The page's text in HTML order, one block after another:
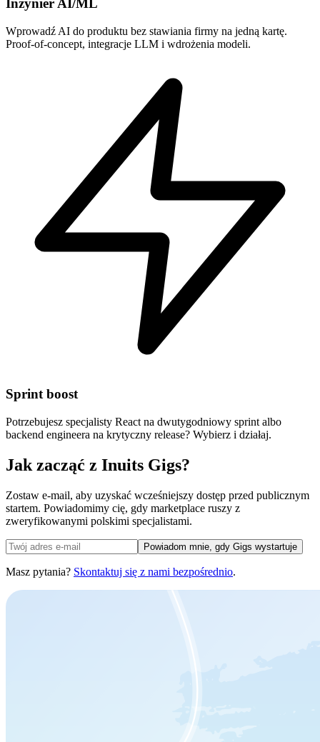
Inżynier AI/ML
Wprowadź AI do produktu bez stawiania firmy na jedną kartę.
Proof-of-concept, integracje LLM i wdrożenia modeli.
Sprint boost
Potrzebujesz specjalisty React na dwutygodniowy sprint albo
backend engineera na krytyczny release? Wybierz i działaj.
Jak zacząć z Inuits Gigs?
Zostaw e-mail, aby uzyskać wcześniejszy dostęp przed publicznym
startem. Powiadomimy cię, gdy marketplace ruszy z
zweryfikowanymi polskimi specjalistami.
Powiadom mnie, gdy Gigs wystartuje
Masz pytania? Skontaktuj się z nami bezpośrednio.